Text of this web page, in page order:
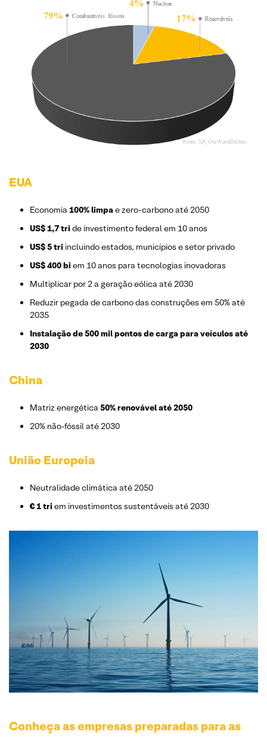
EUA
Economia 100% limpae zero-carbono até 2050
US$ 1,7 tride investimento federal em 10 anos
US$ 5 tri incluindo estados, municípios e setor privado
US$ 400 biem 10 anos para tecnologias inovadoras
Multiplicar por 2 a geração eólica até 2030
Reduzir pegada de carbono das construções em 50% até
2035
Instalação de 500 mil pontos de carga para veículos até
2030
China
Matriz energética 50% renovável até 2050
20% não-fóssil até 2030
União Europeia
Neutralidade climática até 2050
€ 1 triem investimentos sustentáveis até 2030
Conheça as empresas preparadas para as